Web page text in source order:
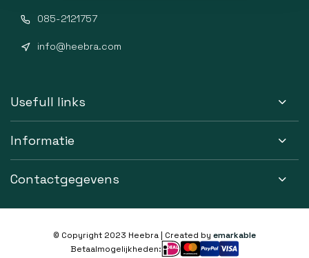
085-2121757
info@heebra.com
Usefull links
Informatie
Contactgegevens
© Copyright 2023 Heebra | Created by emarkable
Betaalmogelijkheden: